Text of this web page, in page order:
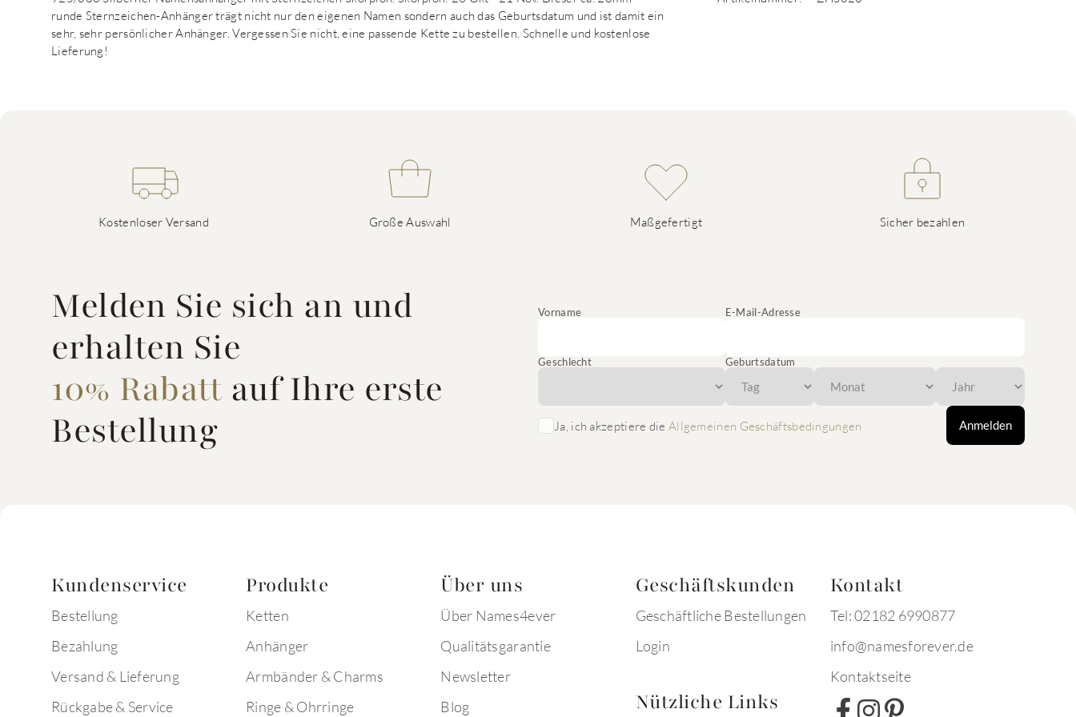
runde Sternzeichen-Anhänger trägt nicht nur den eigenen Namen sondern auch das Geburtsdatum und ist damit ein
sehr, sehr persönlicher Anhänger. Vergessen Sie nicht, eine passende Kette zu bestellen. Schnelle und kostenlose
Lieferung!
Kostenloser Versand Große Auswahl Maßgefertigt Sicher bezahlen
Melden Sie sich an und
erhalten Sie
10% Rabattauf Ihre erste
Bestellung
Vorname E-Mail-Adresse
Geschlecht Geburtsdatum
Ja, ich akzeptiere die Allgemeinen Geschäftsbedingungen Anmelden
Kundenservice
Bestellung
Bezahlung
Versand & Lieferung
Rückgabe & Service
Produkte
Ketten
Anhänger
Armbänder & Charms
Ringe & Ohrringe
Über uns
Über Names4ever
Qualitätsgarantie
Newsletter
Blog
Geschäftskunden
Geschäftliche Bestellungen
Login
Nützliche Links
Kontakt
Tel: 02182 6990877
info@namesforever.de
Kontaktseite